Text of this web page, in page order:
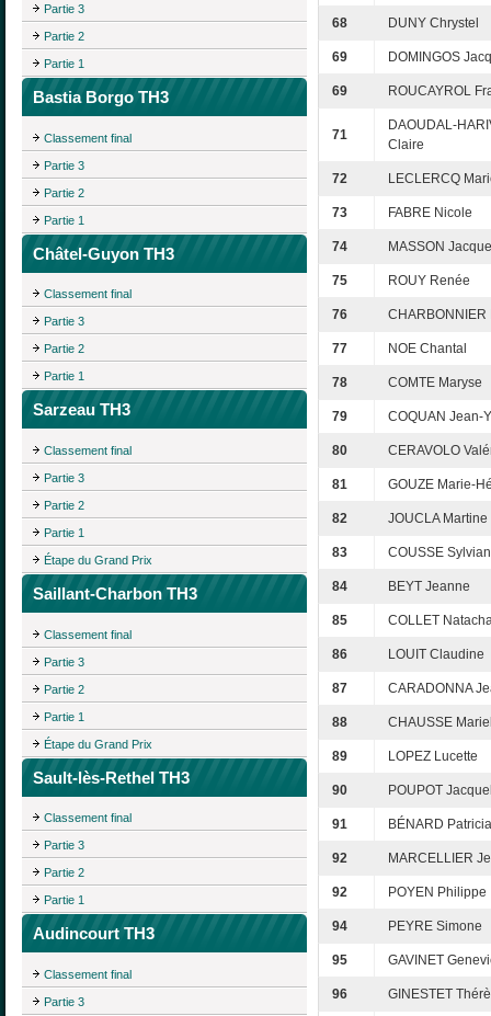
Partie 3
Partie 2
Partie 1
Bastia Borgo TH3
Classement final
Partie 3
Partie 2
Partie 1
Châtel-Guyon TH3
Classement final
Partie 3
Partie 2
Partie 1
Sarzeau TH3
Classement final
Partie 3
Partie 2
Partie 1
Étape du Grand Prix
Saillant-Charbon TH3
Classement final
Partie 3
Partie 2
Partie 1
Étape du Grand Prix
Sault-lès-Rethel TH3
Classement final
Partie 3
Partie 2
Partie 1
Audincourt TH3
Classement final
Partie 3
68 DUNY Chrystel
69 DOMINGOS
69 ROUCAYROL
71
DAOUDAL-
Claire
72 LECLERCQ
73 FABRE Nicole
74 MASSON
75 ROUY Renée
76 CHARBONNIER
77 NOE Chantal
78 COMTE Maryse
79 COQUAN Jean-
80 CERAVOLO
81 GOUZE Marie-
82 JOUCLA Martine
83 COUSSE
84 BEYT Jeanne
85 COLLET
86 LOUIT Claudine
87 CARADONNA
88 CHAUSSE
89 LOPEZ Lucette
90 POUPOT
91 BÉNARD Patricia
92 MARCELLIER
92 POYEN Philippe
94 PEYRE Simone
95 GAVINET
96 GINESTET